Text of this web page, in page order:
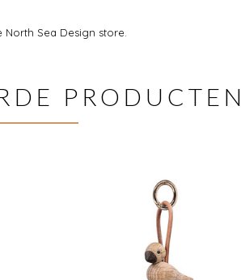
Sea Design store.
PRODUCTEN